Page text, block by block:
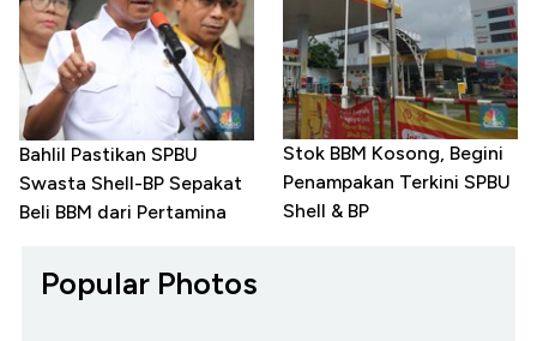
Bahlil Pastikan SPBU
Swasta Shell-BP Sepakat
Beli BBM dari Pertamina
Stok BBM Kosong, Begini
Penampakan Terkini SPBU
Shell & BP
Popular Photos